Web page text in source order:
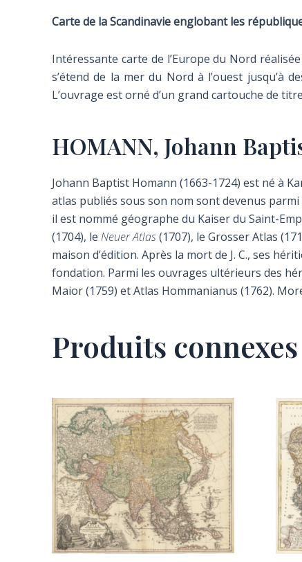
Carte de la Scandinavie englobant les
Intéressante carte de l’Europe du Nord
s’étend de la mer du Nord à l’ouest jusqu’à
L’ouvrage est orné d’un grand cartouche de
HOMANN, Johann
Johann Baptist Homann (1663-1724) est né à
atlas publiés sous son nom sont devenus parmi
il est nommé géographe du Kaiser du Saint-
(1704), le Neuer Atlas(1707), le Grosser Atlas
maison d’édition. Après la mort de J. C., ses
fondation. Parmi les ouvrages ultérieurs des
Maior (1759) et Atlas Hommanianus (1762).
Produits connexes